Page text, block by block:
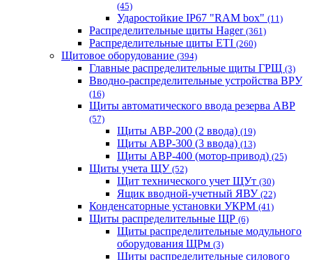
(45)
Ударостойкие IP67 "RAM box" (11)
Распределительные щиты Hager (361)
Распределительные щиты ETI (260)
Щитовое оборудование (394)
Главные распределительные щиты ГРЩ (3)
Вводно-распределительные устройства ВРУ
(16)
Щиты автоматического ввода резерва АВР
(57)
Щиты АВР-200 (2 ввода) (19)
Щиты АВР-300 (3 ввода) (13)
Щиты АВР-400 (мотор-привод) (25)
Щиты учета ЩУ (52)
Щит технического учет ЩУт (30)
Ящик вводной-учетный ЯВУ (22)
Конденсаторные установки УКРМ (41)
Щиты распределительные ЩР (6)
Щиты распределительные модульного
оборудования ЩРм (3)
Щиты распределительные силового